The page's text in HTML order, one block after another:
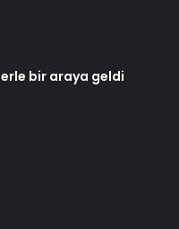
bir araya geldi